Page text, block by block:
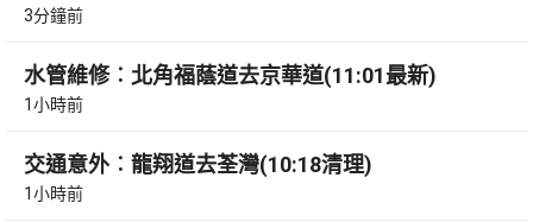
3分鐘前
水管維修︰北角福蔭道去京華道(11:01最新)
1小時前
交通意外︰龍翔道去荃灣(10:18清理)
1小時前